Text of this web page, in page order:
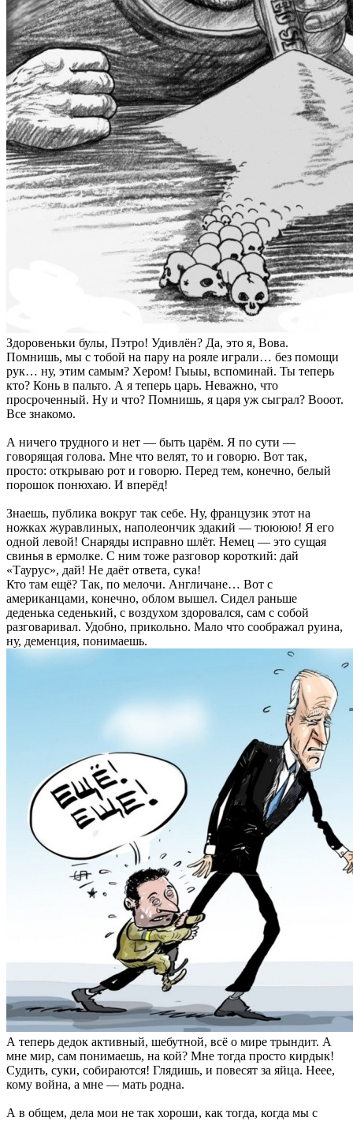
Здоровеньки булы, Пэтро! Удивлён? Да, это я, Вова.
Помнишь, мы с тобой на пару на рояле играли… без помощи
рук… ну, этим самым? Хером! Гыыы, вспоминай. Ты теперь
кто? Конь в пальто. А я теперь царь. Неважно, что
просроченный. Ну и что? Помнишь, я царя уж сыграл? Вооот.
Все знакомо.
А ничего трудного и нет — быть царём. Я по сути —
говорящая голова. Мне что велят, то и говорю. Вот так,
просто: открываю рот и говорю. Перед тем, конечно, белый
порошок понюхаю. И вперёд!
Знаешь, публика вокруг так себе. Ну, французик этот на
ножках журавлиных, наполеончик эдакий — тюююю! Я его
одной левой! Снаряды исправно шлёт. Немец — это сущая
свинья в ермолке. С ним тоже разговор короткий: дай
«Таурус», дай! Не даёт ответа, сука!
Кто там ещё? Так, по мелочи. Англичане… Вот с
американцами, конечно, облом вышел. Сидел раньше
деденька седенький, с воздухом здоровался, сам с собой
разговаривал. Удобно, прикольно. Мало что соображал руина,
ну, деменция, понимаешь.
А теперь дедок активный, шебутной, всё о мире трындит. А
мне мир, сам понимаешь, на кой? Мне тогда просто кирдык!
Судить, суки, собираются! Глядишь, и повесят за яйца. Неее,
кому война, а мне — мать родна.
А в общем, дела мои не так хороши, как тогда, когда мы с